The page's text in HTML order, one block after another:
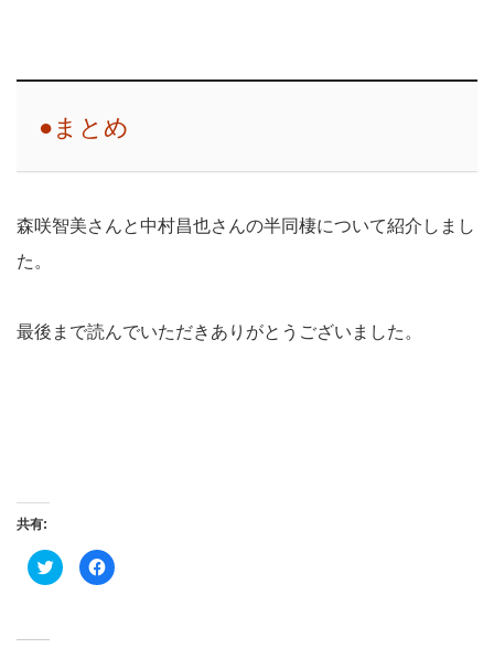
●まとめ
森咲智美さんと中村昌也さんの半同棲について紹介しまし
た。
最後まで読んでいただきありがとうございました。
共有:
ク
リ
Facebook
で